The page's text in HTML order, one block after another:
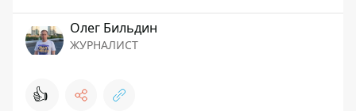
Олег Бильдин
ЖУРНАЛИСТ
👍